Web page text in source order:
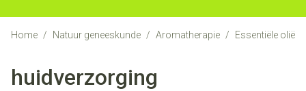
Home / Natuur geneeskunde / Aromatherapie / Essentiële oliën
huidverzorging